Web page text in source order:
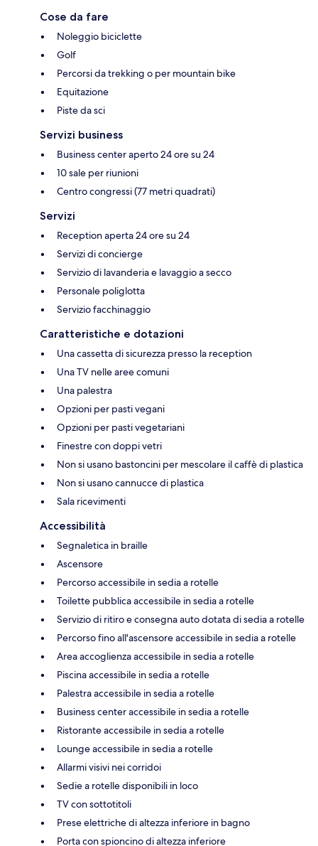
Cose da fare
Noleggio biciclette
Golf
Percorsi da trekking o per mountain bike
Equitazione
Piste da sci
Servizi business
Business center aperto 24 ore su 24
10 sale per riunioni
Centro congressi (77 metri quadrati)
Servizi
Reception aperta 24 ore su 24
Servizi di concierge
Servizio di lavanderia e lavaggio a secco
Personale poliglotta
Servizio facchinaggio
Caratteristiche e dotazioni
Una cassetta di sicurezza presso la reception
Una TV nelle aree comuni
Una palestra
Opzioni per pasti vegani
Opzioni per pasti vegetariani
Finestre con doppi vetri
Non si usano bastoncini per mescolare il caffè di plastica
Non si usano cannucce di plastica
Sala ricevimenti
Accessibilità
Segnaletica in braille
Ascensore
Percorso accessibile in sedia a rotelle
Toilette pubblica accessibile in sedia a rotelle
Servizio di ritiro e consegna auto dotata di sedia a rotelle
Percorso fino all'ascensore accessibile in sedia a rotelle
Area accoglienza accessibile in sedia a rotelle
Piscina accessibile in sedia a rotelle
Palestra accessibile in sedia a rotelle
Business center accessibile in sedia a rotelle
Ristorante accessibile in sedia a rotelle
Lounge accessibile in sedia a rotelle
Allarmi visivi nei corridoi
Sedie a rotelle disponibili in loco
TV con sottotitoli
Prese elettriche di altezza inferiore in bagno
Porta con spioncino di altezza inferiore